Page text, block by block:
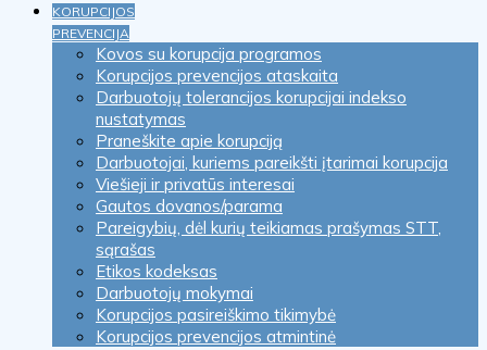
KORUPCIJOS
PREVENCIJA
Kovos su korupcija programos
Korupcijos prevencijos ataskaita
Darbuotojų tolerancijos korupcijai indekso
nustatymas
Praneškite apie korupciją
Darbuotojai, kuriems pareikšti įtarimai korupcija
Viešieji ir privatūs interesai
Gautos dovanos/parama
Pareigybių, dėl kurių teikiamas prašymas STT,
sąrašas
Etikos kodeksas
Darbuotojų mokymai
Korupcijos pasireiškimo tikimybė
Korupcijos prevencijos atmintinė